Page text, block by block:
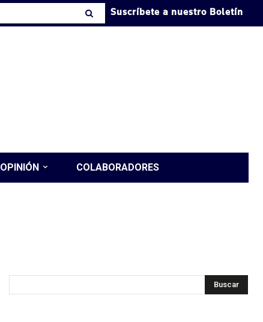
Suscríbete a nuestro Boletín
OPINIÓN COLABORADORES
Buscar